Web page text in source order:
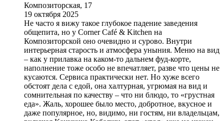
Композиторская, 17
19 октября 2025
Не часто я вижу такое глубокое падение заведения
общепита, но у Сorner Café & Kitchen на
Композиторской оно очевидно и сурово. Внутри
интерьерная старость и атмосфера уныния. Меню на вид
– как у прилавка на каком-то дальнем фуд-корте,
наполнение тоже особо не впечатляет, разве что цены не
кусаются. Сервиса практически нет. Но хуже всего
обстоят дела с едой, она халтурная, угрюмая на вид и
сомнительная по качеству – что ни блюдо, то «грустная
еда». Жаль, хорошее было место, добротное, вкусное и
даже популярное, но, видимо, ни гостям, ни владельцам,